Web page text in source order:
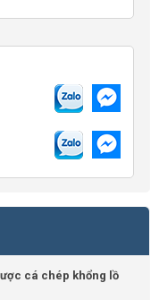
cá chép khổng lồ